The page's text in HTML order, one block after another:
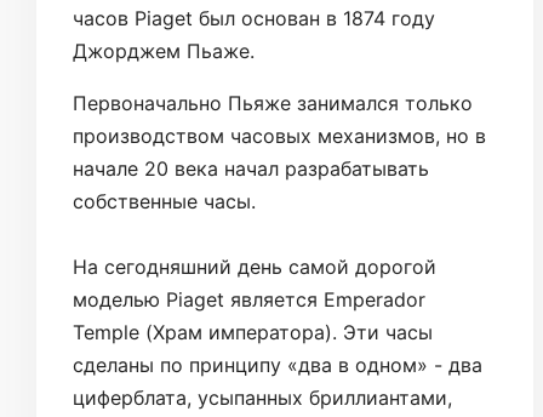
часов Piaget был основан в 1874 году
Джорджем Пьаже.
Первоначально Пьяже занимался только
производством часовых механизмов, но в
начале 20 века начал разрабатывать
собственные часы.
На сегодняшний день самой дорогой
моделью Piaget является Emperador
Temple (Храм императора). Эти часы
сделаны по принципу «два в одном» - два
циферблата, усыпанных бриллиантами,